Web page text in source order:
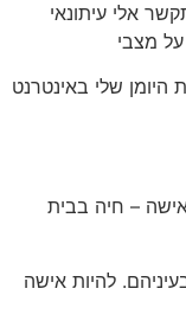
אלי עיתונאי
מצבי
שלי באינטרנט
– חיה בבית
להיות אישה